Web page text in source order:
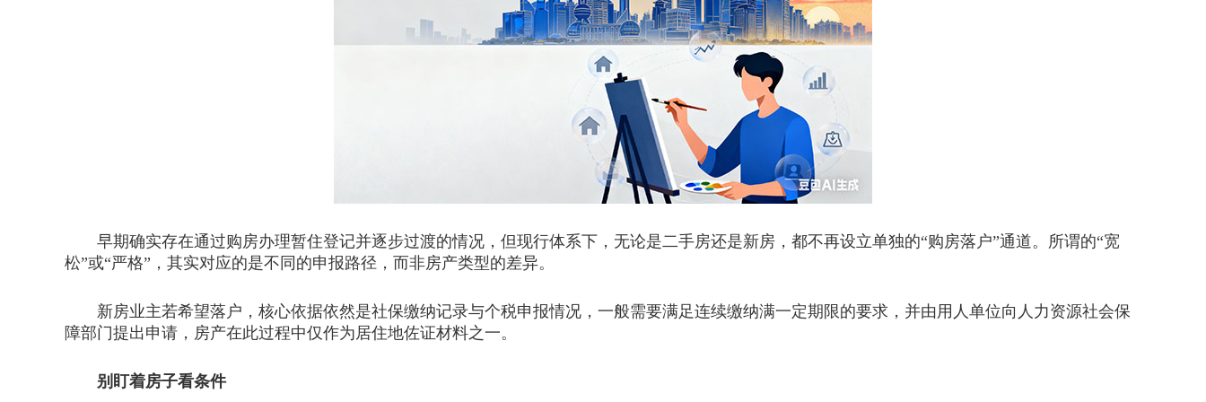
早期确实存在通过购房办理暂住登记并逐步过渡的情况，但现行体系下，无论是二手房还是新房，都不再设立单独的“购房落户”通道。所谓的“宽
松”或“严格”，其实对应的是不同的申报路径，而非房产类型的差异。
新房业主若希望落户，核心依据依然是社保缴纳记录与个税申报情况，一般需要满足连续缴纳满一定期限的要求，并由用人单位向人力资源社会保
障部门提出申请，房产在此过程中仅作为居住地佐证材料之一。
别盯着房子看条件